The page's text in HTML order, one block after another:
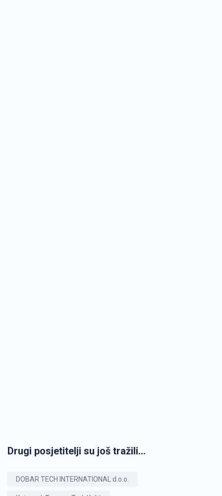
Drugi posjetitelji su još tražili...
DOBAR TECH INTERNATIONAL d.o.o.